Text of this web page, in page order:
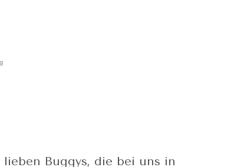
Buggys, die bei uns in